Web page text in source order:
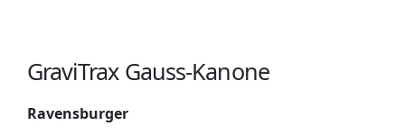
GraviTrax Gauss-Kanone
Ravensburger